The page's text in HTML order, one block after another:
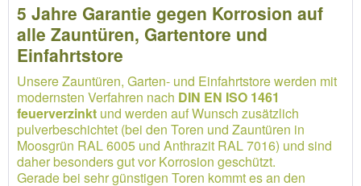
5 Jahre Garantie gegen Korrosion auf
alle Zauntüren, Gartentore und
Einfahrtstore
Unsere Zauntüren, Garten- und Einfahrtstore werden mit
modernsten Verfahren nach DIN EN ISO 1461
feuerverzinkt und werden auf Wunsch zusätzlich
pulverbeschichtet (bei den Toren und Zauntüren in
Moosgrün RAL 6005 und Anthrazit RAL 7016) und sind
daher besonders gut vor Korrosion geschützt.
Gerade bei sehr günstigen Toren kommt es an den